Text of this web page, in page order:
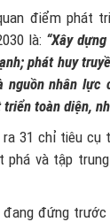
điểm phát
là: “Xây
phát huy
nguồn nhân lực
toàn diện,
31 chỉ tiêu cụ
phá và tập
đứng